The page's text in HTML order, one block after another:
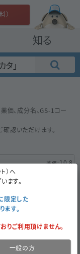
知る
）
薬価、成分名、GS-1コー
確認いただけます。
10.8
）へ
ます。
限定した
す。
りご利用頂けません。
一般の方